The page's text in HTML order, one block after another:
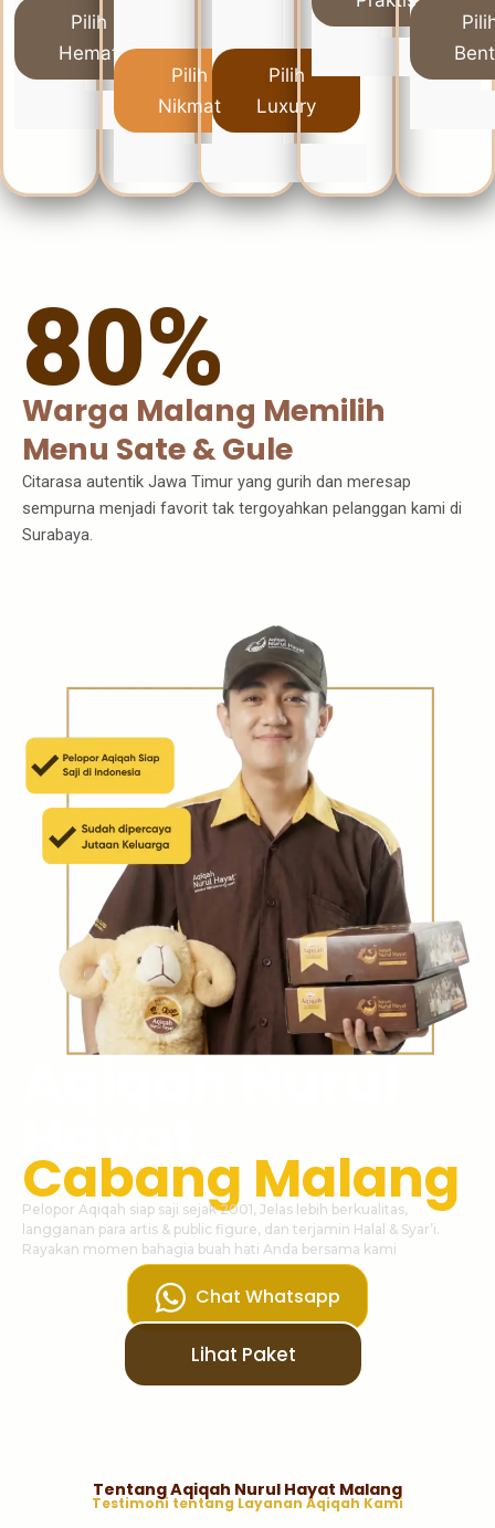
Pilih
Hemat
Pilih
Nikmat
Pilih
Luxury
80%
Warga Malang Memilih
Menu Sate & Gule
Citarasa autentik Jawa Timur yang gurih dan meresap
sempurna menjadi favorit tak tergoyahkan pelanggan kami di
Surabaya.
Hayat
Cabang Malang
Pelopor Aqiqah siap saji sejak 2001, Jelas lebih berkualitas,
langganan para artis & public figure, dan terjamin Halal & Syar’i.
Rayakan momen bahagia buah hati Anda bersama kami
Chat Whatsapp
Lihat Paket
Tentang Aqiqah Nurul Hayat Malang
Testimoni tentang Layanan Aqiqah Kami